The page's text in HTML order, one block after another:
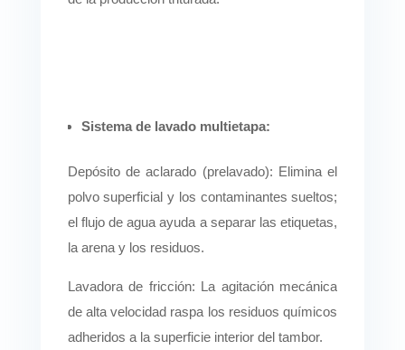
Sistema de lavado multietapa:
Depósito de aclarado (prelavado): Elimina el
polvo superficial y los contaminantes sueltos;
el flujo de agua ayuda a separar las etiquetas,
la arena y los residuos.
Lavadora de fricción: La agitación mecánica
de alta velocidad raspa los residuos químicos
adheridos a la superficie interior del tambor.